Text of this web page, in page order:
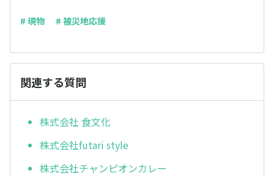
# 現物 # 被災地応援
関連する質問
株式会社 食文化
株式会社futari style
株式会社チャンピオンカレー